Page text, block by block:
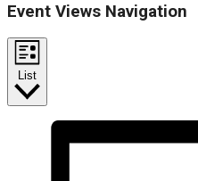
Event Views Navigation
List